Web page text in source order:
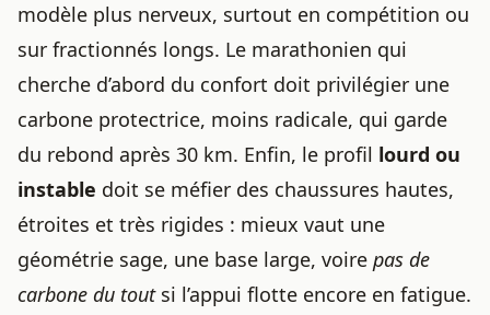
modèle plus nerveux, surtout en compétition ou
sur fractionnés longs. Le marathonien qui
cherche d’abord du confort doit privilégier une
carbone protectrice, moins radicale, qui garde
du rebond après 30 km. Enfin, le profil lourd ou
instable doit se méfier des chaussures hautes,
étroites et très rigides : mieux vaut une
géométrie sage, une base large, voire pas de
carbone du toutsi l’appui flotte encore en fatigue.